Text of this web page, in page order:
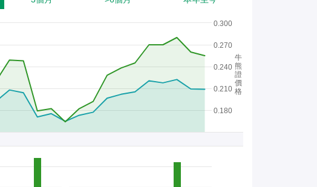
0.240
0.180
0.210
0.270
0.300
牛
熊
證
價
格